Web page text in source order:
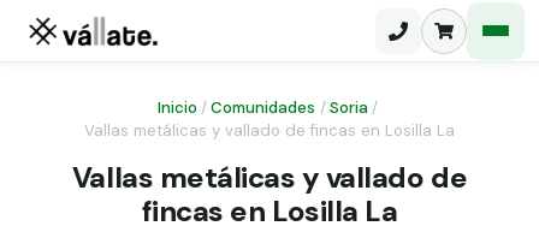
Malla ganadera
Puerta abatible dos hojas
Inicio /Comunidades / Soria /
Vallas metálicas y vallado de fincas en Losilla La
Vallas metálicas y vallado de
fincas en Losilla La